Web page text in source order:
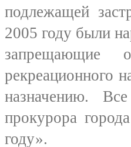
подлежащей
2005 году были
запрещающие
рекреационного
назначению.
прокурора
году».